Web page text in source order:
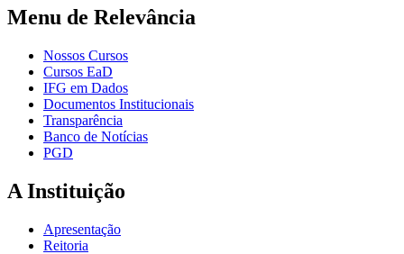
Menu de Relevância
Nossos Cursos
Cursos EaD
IFG em Dados
Documentos Institucionais
Transparência
Banco de Notícias
PGD
A Instituição
Apresentação
Reitoria